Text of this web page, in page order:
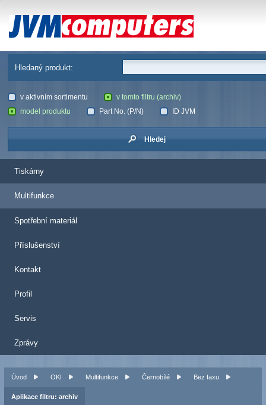
JVM Computers
Hledaný produkt:
v aktivním sortimentu
v tomto filtru (archiv)
model produktu
Part No. (P/N) ID JVM
Hledej
Tiskárny
Multifunkce
Spotřební materiál
Příslušenství
Kontakt
Profil
Servis
Zprávy
Úvod OKI Multifunkce Černobílé Bez faxu
Aplikace filtru: archiv